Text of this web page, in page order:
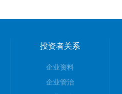
投资者关系
企业资料
企业管治